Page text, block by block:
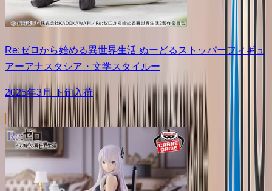
Re:ゼロから始める異世界生活 ぬーどるストッパーフィギュ
アーアナスタシア・文学スタイルー
2025年3月 下旬入荷